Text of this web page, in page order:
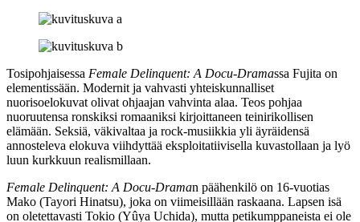
Tosipohjaisessa Female Delinquent: A Docu-Dramassa Fujita on
elementissään. Modernit ja vahvasti yhteiskunnalliset
nuorisoelokuvat olivat ohjaajan vahvinta alaa. Teos pohjaa
nuoruutensa ronskiksi romaaniksi kirjoittaneen teinirikollisen
elämään. Seksiä, väkivaltaa ja rock-musiikkia yli äyräidensä
annosteleva elokuva viihdyttää eksploitatiivisella kuvastollaan ja lyö
luun kurkkuun realismillaan.
Female Delinquent: A Docu-Draman päähenkilö on 16‑vuotias
Mako (Tayori Hinatsu), joka on viimeisillään raskaana. Lapsen isä
on oletettavasti Tokio (Yûya Uchida), mutta petikumppaneista ei ole